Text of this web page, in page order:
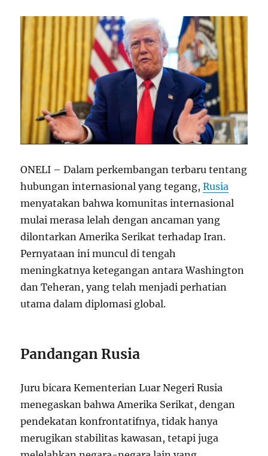
ONELI – Dalam perkembangan terbaru tentang
hubungan internasional yang tegang,Rusia
menyatakan bahwa komunitas internasional
mulai merasa lelah dengan ancaman yang
dilontarkan Amerika Serikat terhadap Iran.
Pernyataan ini muncul di tengah
meningkatnya ketegangan antara Washington
dan Teheran, yang telah menjadi perhatian
utama dalam diplomasi global.
Pandangan Rusia
Juru bicara Kementerian Luar Negeri Rusia
menegaskan bahwa Amerika Serikat, dengan
pendekatan konfrontatifnya, tidak hanya
merugikan stabilitas kawasan, tetapi juga